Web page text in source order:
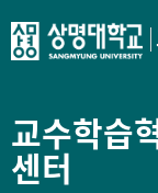
교수학습
센터